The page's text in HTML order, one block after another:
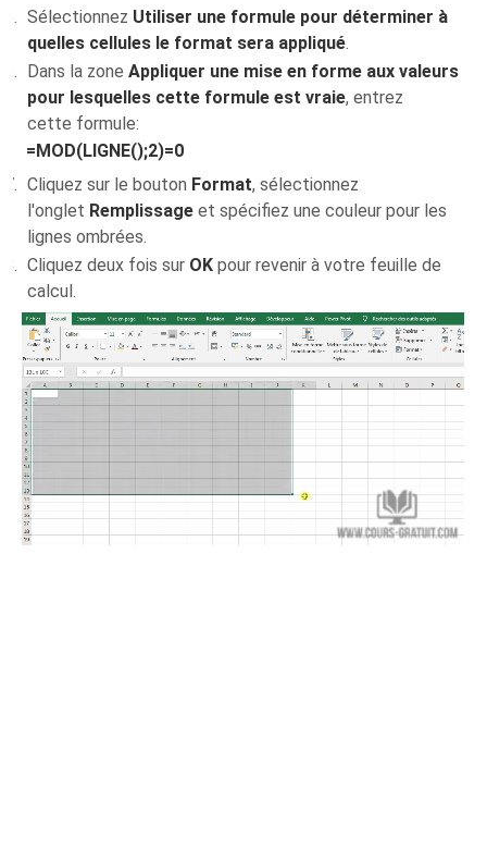
Sélectionnez Utiliser une formule pour déterminer à
quelles cellules le format sera appliqué.
Dans la zoneAppliquer une mise en forme aux valeurs
pour lesquelles cette formule est vraie, entrez
cette formule:
=MOD(LIGNE();2)=0
Cliquez sur le bouton Format, sélectionnez
l'onglet Remplissage et spécifiez une couleur pour les
lignes ombrées.
Cliquez deux fois sur OK pour revenir à votre feuille de
calcul.